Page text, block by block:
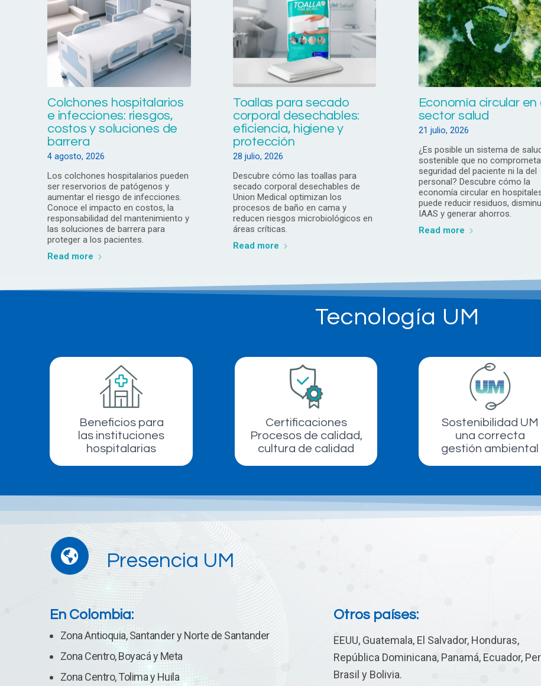
Colchones hospitalarios
e infecciones: riesgos,
costos y soluciones de
barrera
4 agosto, 2026
Los colchones hospitalarios pueden
ser reservorios de patógenos y
aumentar el riesgo de infecciones.
Conoce el impacto en costos, la
responsabilidad del mantenimiento y
las soluciones de barrera para
proteger a los pacientes.
Read more
Toallas para secado
corporal desechables:
eficiencia, higiene y
protección
28 julio, 2026
Descubre cómo las toallas para
secado corporal desechables de
Union Medical optimizan los
procesos de baño en cama y
reducen riesgos microbiológicos en
áreas críticas.
Read more
Economía circular en
sector salud
21 julio, 2026
¿Es posible un sistema de
sostenible que no
seguridad del paciente ni la del
personal? Descubre cómo la
economía circular en
puede reducir residuos,
IAAS y generar ahorros.
Read more
Tecnología UM
Beneficios para
las instituciones
hospitalarias
Certificaciones
Procesos de calidad,
cultura de calidad
Sostenibilidad UM
una correcta
gestión ambiental
Presencia UM
En Colombia:
Zona Antioquia, Santander y Norte de Santander
Zona Centro, Boyacá y Meta
Zona Centro, Tolima y Huila
Otros países:
EEUU, Guatemala, El Salvador, Honduras,
República Dominicana, Panamá, Ecuador,
Brasil y Bolivia.